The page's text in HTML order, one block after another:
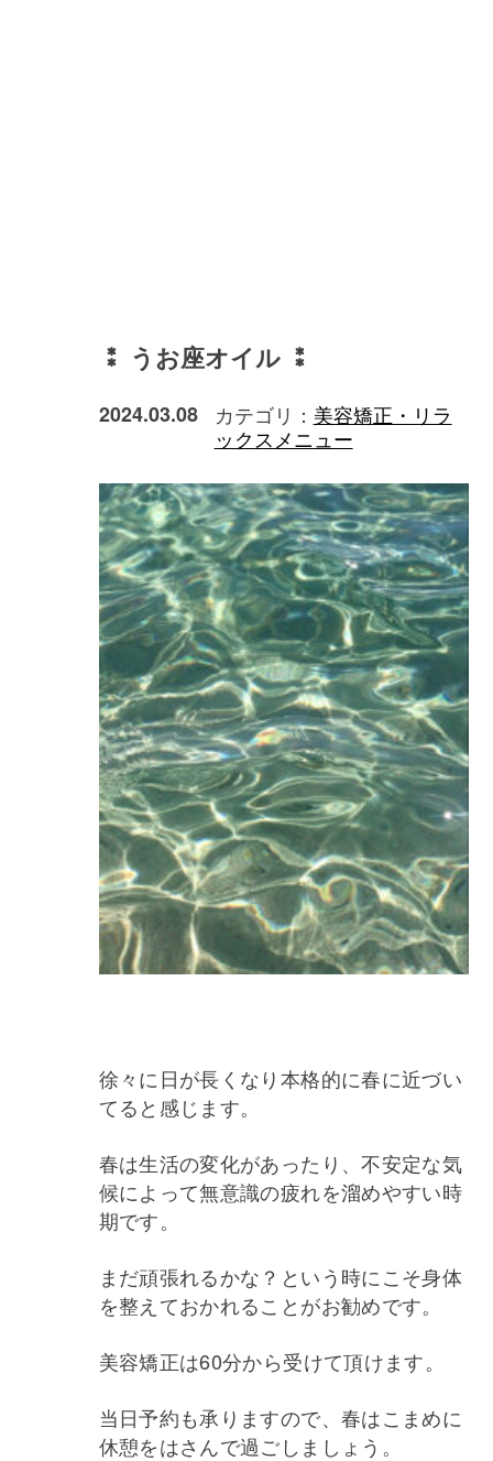
⁑ うお座オイル ⁑
2024.03.08 カテゴリ： 美容矯正・リラ
ックスメニュー
徐々に日が長くなり本格的に春に近づい
てると感じます。
春は生活の変化があったり、不安定な気
候によって無意識の疲れを溜めやすい時
期です。
まだ頑張れるかな？という時にこそ身体
を整えておかれることがお勧めです。
美容矯正は60分から受けて頂けます。
当日予約も承りますので、春はこまめに
休憩をはさんで過ごしましょう。